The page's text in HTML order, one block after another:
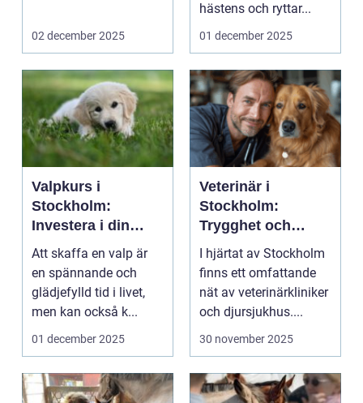
02 december 2025
hästens och ryttar...
01 december 2025
Valpkurs i
Stockholm:
Investera i din
valps framtid
Att skaffa en valp är
en spännande och
glädjefylld tid i livet,
men kan också k...
01 december 2025
Veterinär i
Stockholm:
Trygghet och
kvalitet för din
fyrbenta vän
I hjärtat av Stockholm
finns ett omfattande
nät av veterinärkliniker
och djursjukhus....
30 november 2025